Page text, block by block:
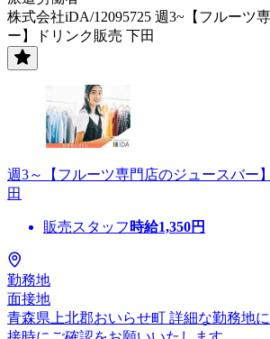
株式会社iDA/12095725 週3~【フルーツ
ー】ドリンク販売 下田
週3～【フルーツ専門店のジュースバ
田
販売スタッフ 時給1,350円
勤務地
面接地
青森県上北郡おいらせ町 詳細な勤務地